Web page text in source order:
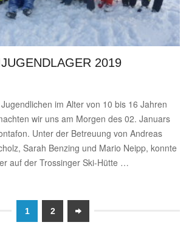
2019
im Alter von 10 bis 16 Jahren
wir uns am Morgen des 02. Januars
Unter der Betreuung von Andreas
Sarah Benzing und Mario Neipp, konnte
auf der Trossinger Ski-Hütte …
1 2